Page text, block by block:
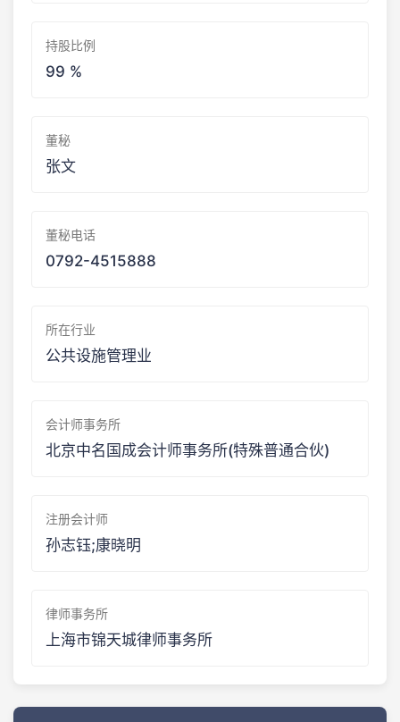
持股比例
99 %
董秘
张文
董秘电话
0792-4515888
所在行业
公共设施管理业
会计师事务所
北京中名国成会计师事务所(特殊普通合伙)
注册会计师
孙志钰;康晓明
律师事务所
上海市锦天城律师事务所